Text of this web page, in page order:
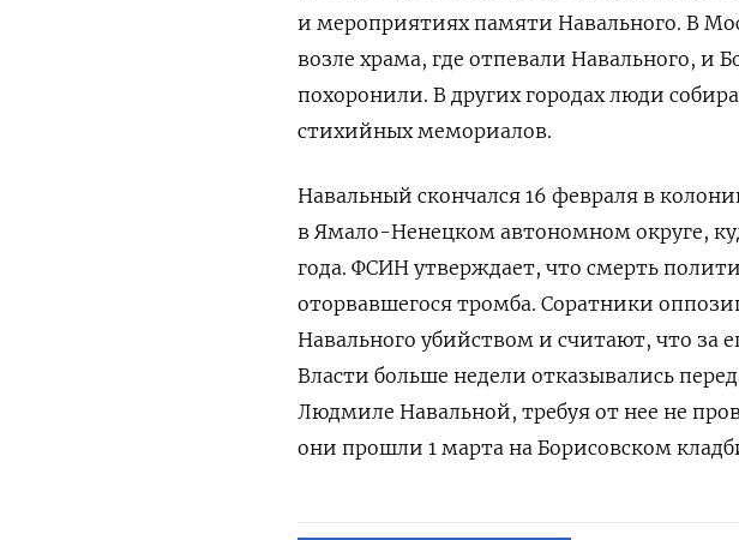
и мероприятиях памяти Навального. В
возле храма, где отпевали Навального, и
похоронили. В других городах люди
стихийных мемориалов.
Навальный скончался 16 февраля в
в Ямало-Ненецком автономном округе,
года. ФСИН утверждает, что смерть
оторвавшегося тромба. Соратники
Навального убийством и считают, что за
Власти больше недели отказывались
Людмиле Навальной, требуя от нее не
они прошли 1 марта на Борисовском